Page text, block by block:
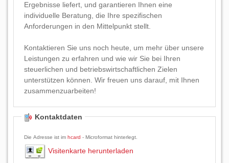
Ergebnisse liefert, und garantieren Ihnen eine
individuelle Beratung, die Ihre spezifischen
Anforderungen in den Mittelpunkt stellt.
Kontaktieren Sie uns noch heute, um mehr über unsere
Leistungen zu erfahren und wie wir Sie bei Ihren
steuerlichen und betriebswirtschaftlichen Zielen
unterstützen können. Wir freuen uns darauf, mit Ihnen
zusammenzuarbeiten!
Kontaktdaten
Die Adresse ist im hcard - Microformat hinterlegt.
Visitenkarte herunterladen